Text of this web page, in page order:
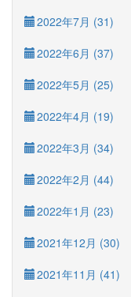
2022年7月 (31)
2022年6月 (37)
2022年5月 (25)
2022年4月 (19)
2022年3月 (34)
2022年2月 (44)
2022年1月 (23)
2021年12月 (30)
2021年11月 (41)